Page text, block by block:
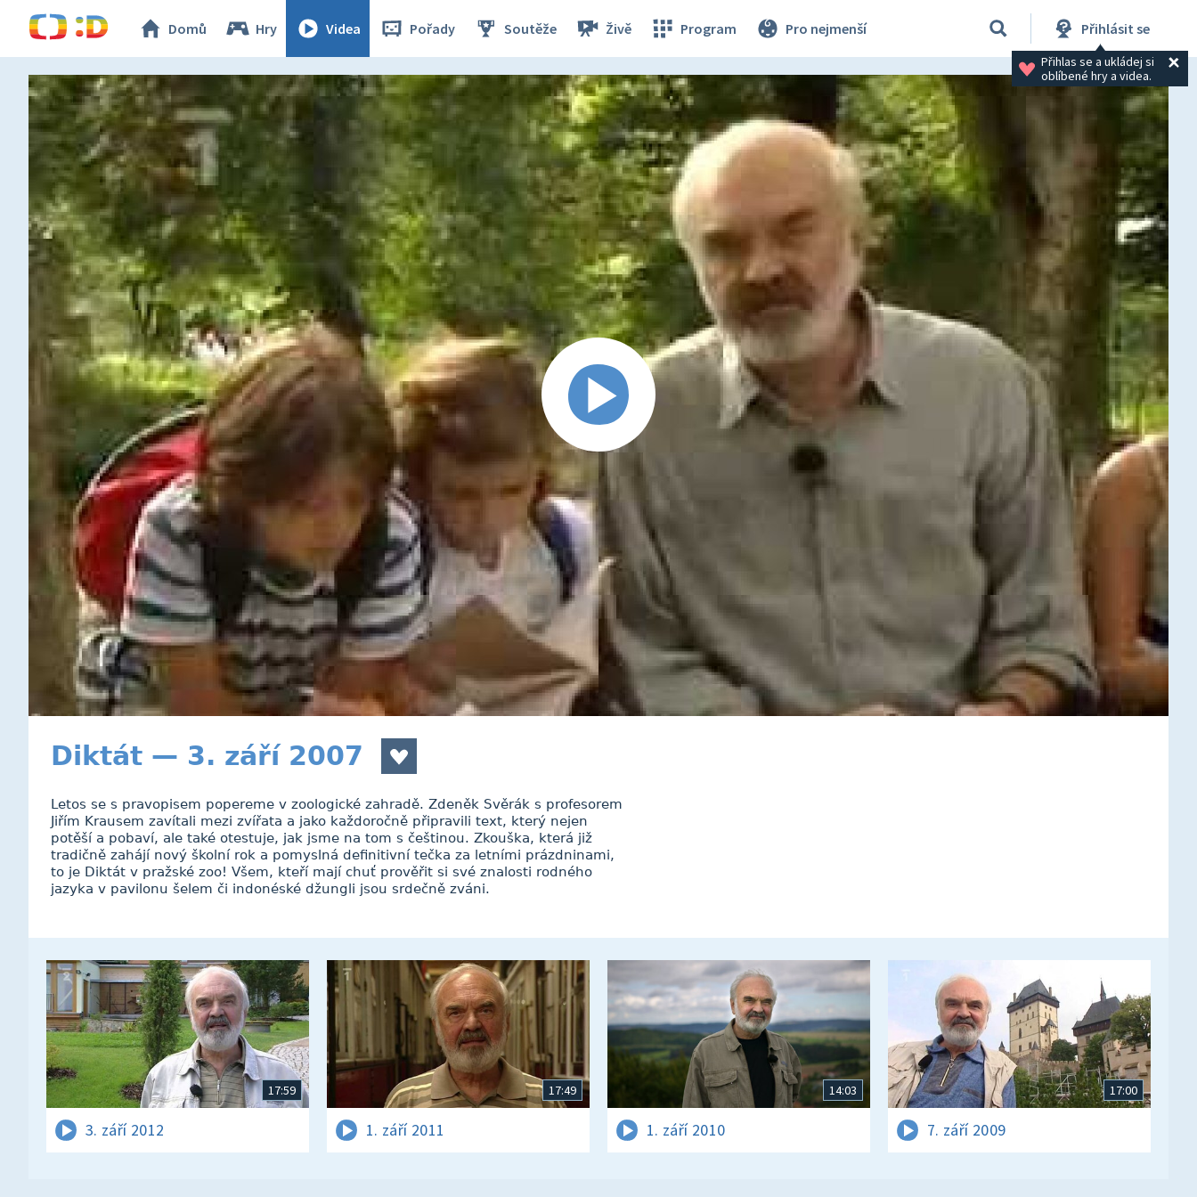
Domů Hry Videa Pořady Soutěže Živě Program Pro nejmenší Přihlásit se
Přihlas se a ukládej si
oblíbené hry a videa.
Diktát — 3. září 2007
Letos se s pravopisem popereme v zoologické zahradě. Zdeněk Svěrák s profesorem
Jiřím Krausem zavítali mezi zvířata a jako každoročně připravili text, který nejen
potěší a pobaví, ale také otestuje, jak jsme na tom s češtinou. Zkouška, která již
tradičně zahájí nový školní rok a pomyslná definitivní tečka za letními prázdninami,
to je Diktát v pražské zoo! Všem, kteří mají chuť prověřit si své znalosti rodného
jazyka v pavilonu šelem či indonéské džungli jsou srdečně zváni.
17:59
3. září 2012
17:49
1. září 2011
14:03
1. září 2010
17:00
7. září 2009